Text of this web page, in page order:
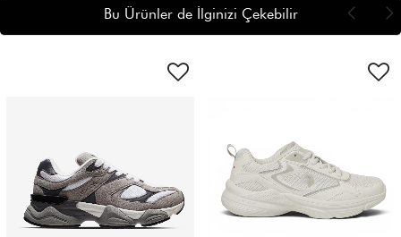
Bu Ürünler de İlginizi Çekebilir